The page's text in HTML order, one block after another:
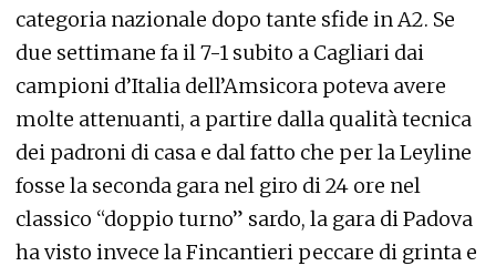
categoria nazionale dopo tante sfide in A2. Se
due settimane fa il 7-1 subito a Cagliari dai
campioni d’Italia dell’Amsicora poteva avere
molte attenuanti, a partire dalla qualità tecnica
dei padroni di casa e dal fatto che per la Leyline
fosse la seconda gara nel giro di 24 ore nel
classico “doppio turno” sardo, la gara di Padova
ha visto invece la Fincantieri peccare di grinta e